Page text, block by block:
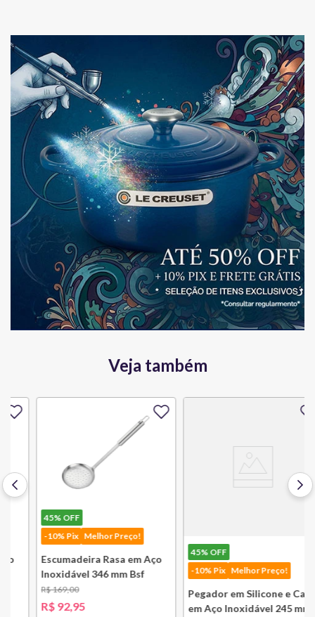
Veja também
OFF
-10% Pix Melhor Preço!
Escumadeira Rasa em Aço
Inoxidável 346 mm Bsf
169,00
92,95
OFF
-10% Pix Melhor Preço!
Pegador em Silicone e Cabo
em Aço Inoxidável 245 mm